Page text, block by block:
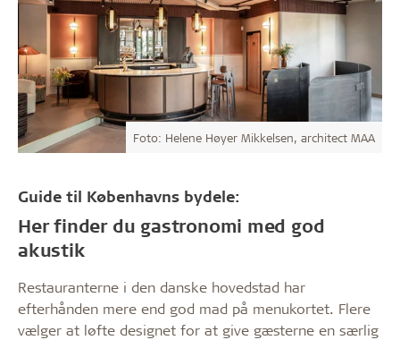
Foto: Helene Høyer Mikkelsen, architect MAA
Guide til Københavns bydele:
Her finder du gastronomi med god
akustik
Restauranterne i den danske hovedstad har
efterhånden mere end god mad på menukortet. Flere
vælger at løfte designet for at give gæsterne en særlig